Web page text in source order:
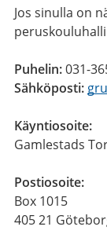
Jos sinulla on
Puhelin:031-
Sähköposti:
Käyntiosoite:
Gamlestads
Postiosoite:
Box 1015
405 21